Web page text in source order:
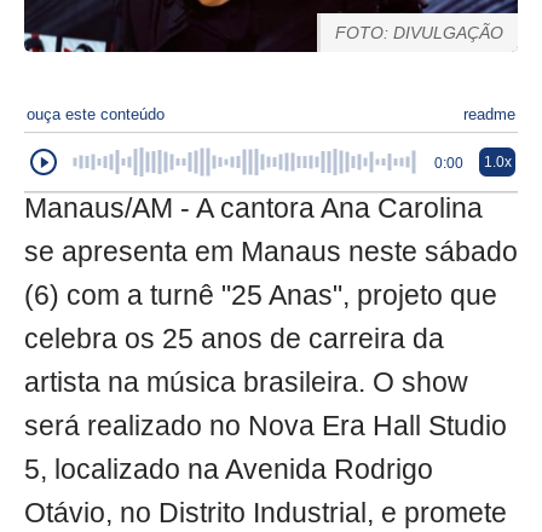
FOTO: DIVULGAÇÃO
ouça este conteúdo readme
0:00 1.0x
Manaus/AM - A cantora Ana Carolina
se apresenta em Manaus neste sábado
(6) com a turnê "25 Anas", projeto que
celebra os 25 anos de carreira da
artista na música brasileira. O show
será realizado no Nova Era Hall Studio
5, localizado na Avenida Rodrigo
Otávio, no Distrito Industrial, e promete